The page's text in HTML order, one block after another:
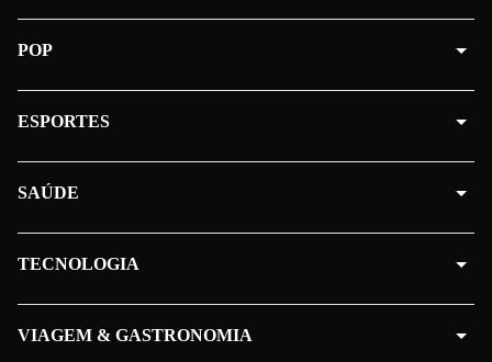
POP
ESPORTES
SAÚDE
TECNOLOGIA
VIAGEM & GASTRONOMIA